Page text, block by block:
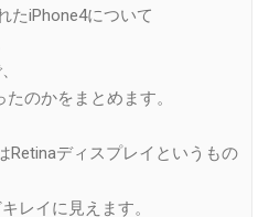
たiPhone4について
のかをまとめます。
ディスプレイというもの
レイに見えます。